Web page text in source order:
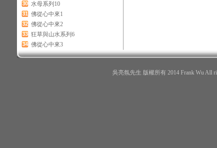
30 水母系列10
31 佛從心中來1
32 佛從心中來2
33 狂草與山水系列6
34 佛從心中來3
吳亮氛先生 版權所有 2014 Frank Wu All